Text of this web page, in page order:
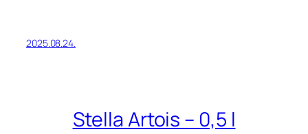
2025.08.24.
Stella Artois – 0,5 l